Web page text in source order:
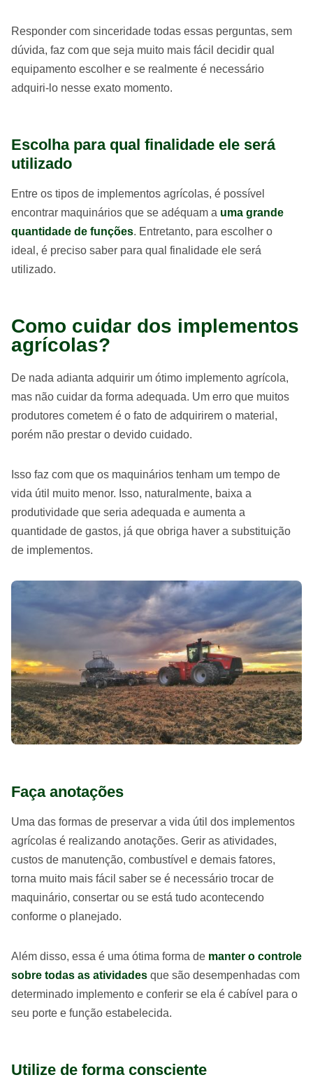
Responder com sinceridade todas essas perguntas, sem
dúvida, faz com que seja muito mais fácil decidir qual
equipamento escolher e se realmente é necessário
adquiri-lo nesse exato momento.
Escolha para qual finalidade ele será
utilizado
Entre os tipos de implementos agrícolas, é possível
encontrar maquinários que se adéquam a uma grande
quantidade de funções. Entretanto, para escolher o
ideal, é preciso saber para qual finalidade ele será
utilizado.
Como cuidar dos implementos
agrícolas?
De nada adianta adquirir um ótimo implemento agrícola,
mas não cuidar da forma adequada. Um erro que muitos
produtores cometem é o fato de adquirirem o material,
porém não prestar o devido cuidado.
Isso faz com que os maquinários tenham um tempo de
vida útil muito menor. Isso, naturalmente, baixa a
produtividade que seria adequada e aumenta a
quantidade de gastos, já que obriga haver a substituição
de implementos.
Faça anotações
Uma das formas de preservar a vida útil dos implementos
agrícolas é realizando anotações. Gerir as atividades,
custos de manutenção, combustível e demais fatores,
torna muito mais fácil saber se é necessário trocar de
maquinário, consertar ou se está tudo acontecendo
conforme o planejado.
Além disso, essa é uma ótima forma de manter o controle
sobre todas as atividades que são desempenhadas com
determinado implemento e conferir se ela é cabível para o
seu porte e função estabelecida.
Utilize de forma consciente